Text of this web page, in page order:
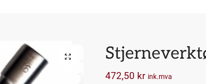
472,50 kr ink.mva